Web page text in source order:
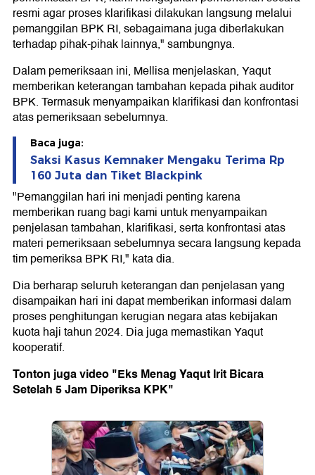
resmi agar proses klarifikasi dilakukan langsung melalui
pemanggilan BPK RI, sebagaimana juga diberlakukan
terhadap pihak-pihak lainnya," sambungnya.
Dalam pemeriksaan ini, Mellisa menjelaskan, Yaqut
memberikan keterangan tambahan kepada pihak auditor
BPK. Termasuk menyampaikan klarifikasi dan konfrontasi
atas pemeriksaan sebelumnya.
Baca juga:
Saksi Kasus Kemnaker Mengaku Terima Rp
160 Juta dan Tiket Blackpink
"Pemanggilan hari ini menjadi penting karena
memberikan ruang bagi kami untuk menyampaikan
penjelasan tambahan, klarifikasi, serta konfrontasi atas
materi pemeriksaan sebelumnya secara langsung kepada
tim pemeriksa BPK RI," kata dia.
Dia berharap seluruh keterangan dan penjelasan yang
disampaikan hari ini dapat memberikan informasi dalam
proses penghitungan kerugian negara atas kebijakan
kuota haji tahun 2024. Dia juga memastikan Yaqut
kooperatif.
Tonton juga video "Eks Menag Yaqut Irit Bicara
Setelah 5 Jam Diperiksa KPK"